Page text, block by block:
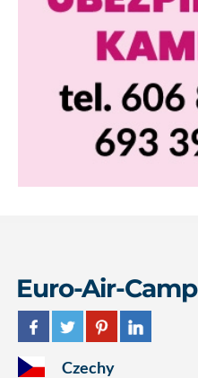
Euro-Air-Camp
Czechy